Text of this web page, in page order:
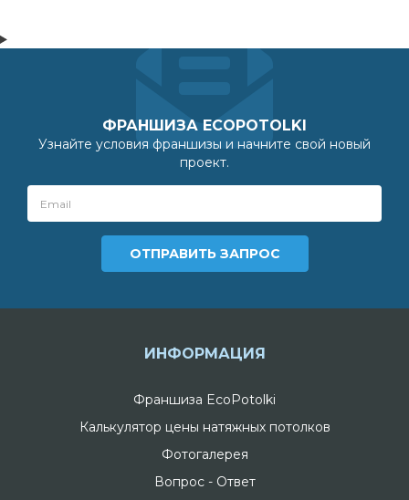
ФРАНШИЗА ECOPOTOLKI
Узнайте условия франшизы и начните свой новый
проект.
ИНФОРМАЦИЯ
Франшиза EcoPotolki
Калькулятор цены натяжных потолков
Фотогалерея
Вопрос - Ответ